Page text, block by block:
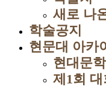
새로 나
학술공지
현문대 아카
현대문
제1회 대